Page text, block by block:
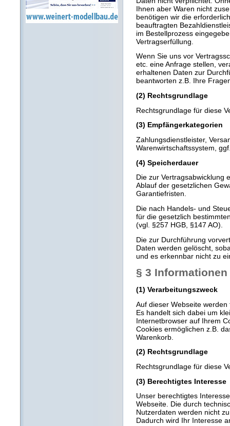
Ihnen aber Waren nicht
benötigen wir die
beauftragten
im Bestellprozess
Vertragserfüllung.
Wenn Sie uns vor
etc. eine Anfrage stellen,
erhaltenen Daten zur
beantworten z.B. Ihre
(2) Rechtsgrundlage
Rechtsgrundlage für diese
(3) Empfängerkategorien
Zahlungsdienstleister,
Warenwirtschaftssystem,
(4) Speicherdauer
Die zur Vertragsabwicklung
Ablauf der gesetzlichen
Garantiefristen.
Die nach Handels- und
für die gesetzlich
(vgl. §257 HGB, §147 AO).
Die zur Durchführung
Daten werden gelöscht,
und es erkennbar nicht zu
§ 3
(1) Verarbeitungszweck
Auf dieser Webseite
Es handelt sich dabei um
Internetbrowser auf Ihrem
Cookies ermöglichen z.B.
Warenkorb.
(2) Rechtsgrundlage
Rechtsgrundlage für diese
(3) Berechtigtes Interesse
Unser berechtigtes
Webseite. Die durch
Nutzerdaten werden nicht
Dadurch wird Ihr Interesse